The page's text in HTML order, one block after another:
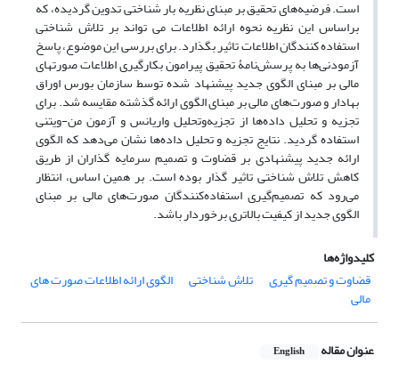
است. فرضیه‌‌های تحقیق بر مبنای نظریه بار شناختی تدوین گردیده، که
براساس این نظریه نحوه ارائه اطلاعات می تواند بر تلاش شناختی
استفاده کنندگان اطلاعات تاثیر بگذارد. برای بررسی این موضوع، پاسخ
آزمودنی‌‌ها به پرسش‌‌نامۀ تحقیق پیرامون بکارگیری اطلاعات صورتهای
مالی بر مبنای الگوی جدید پیشنهاد شده توسط سازمان بورس اوراق
بهادار و صورت‌‌های مالی بر مبنای الگوی ارائه گذشته مقایسه شد. برای
تجزیه و تحلیل داده‌‌ها از تجزیه‌‌و‌‌تحلیل واریانس و آزمون من-ویتنی
استفاده گردید. نتایج تجزیه و تحلیل داده‌‌ها نشان می‌‌دهد که الگوی
ارائه جدید پیشنهادی بر قضاوت و تصمیم سرمایه گذاران از طریق
کاهش تلاش شناختی تاثیر گذار بوده است. بر همین اساس، انتظار
می‌‌رود که تصمیم‌‌گیری استفاده‌‌کنندگان صورت‌‌های مالی بر مبنای
الگوی جدید از کیفیت بالاتری برخوردار باشد.
کلیدواژه‌ها
قضاوت و تصمیم گیری
تلاش شناختی الگوی ارائه اطلاعات صورت های
مالی
عنوان مقاله English